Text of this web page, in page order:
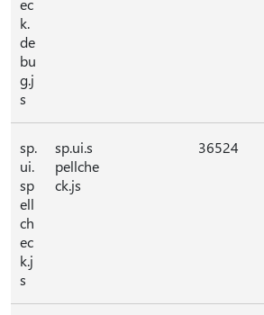
ec
k.
de
bu
g.j
s
sp.
ui.
sp
ell
ch
ec
k.j
s
sp.ui.s
pellche
ck.js
36524